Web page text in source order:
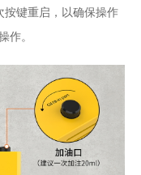
键重启，以确保操作
作。